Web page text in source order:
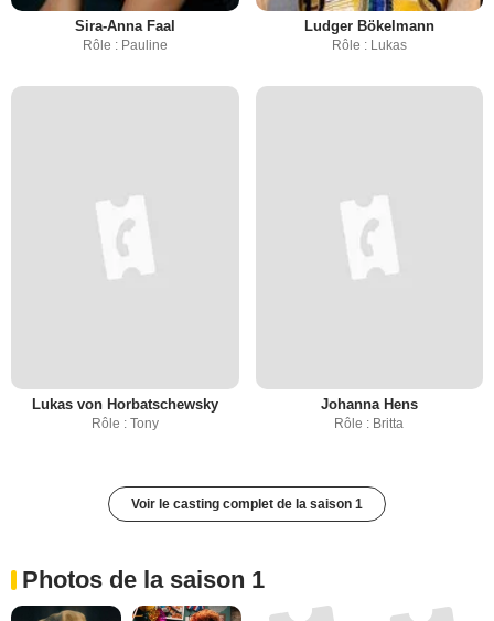
Sira-Anna Faal
Rôle : Pauline
Ludger Bökelmann
Rôle : Lukas
Lukas von Horbatschewsky
Rôle : Tony
Johanna Hens
Rôle : Britta
Voir le casting complet de la saison 1
Photos de la saison 1